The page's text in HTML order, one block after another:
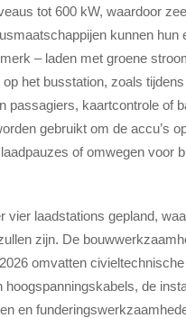
tot 600 kW, waardoor
kunnen hun
– laden met groene
het busstation, zoals
passagiers, kaartcontrole of
gebruikt om de accu’s
of omwegen voor
vier laadstations gepland,
zijn. De
omvatten
hoogspanningskabels, de
en